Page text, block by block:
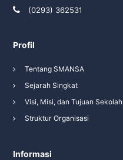
(0293) 362531
Profil
Tentang SMANSA
Sejarah Singkat
Visi, Misi, dan Tujuan Sekolah
Struktur Organisasi
Informasi